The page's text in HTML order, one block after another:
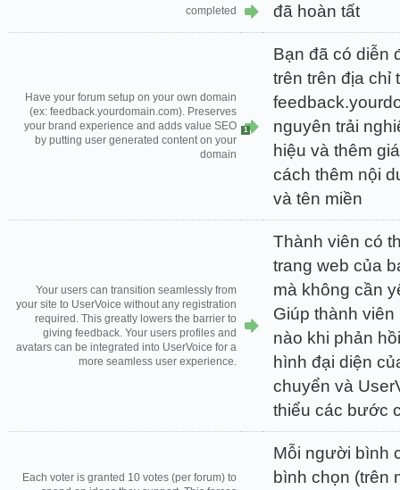
completed đã hoàn tất
Have your forum setup on your own domain
(ex: feedback.yourdomain.com). Preserves
your brand experience and adds value SEO
by putting user generated content on your
domain
1
Bạn đã có diễn
trên trên địa chỉ
nguyên trải
hiệu và thêm
cách thêm nội
và tên miền
Your users can transition seamlessly from
your site to UserVoice without any registration
required. This greatly lowers the barrier to
giving feedback. Your users profiles and
avatars can be integrated into UserVoice for a
more seamless user experience.
Thành viên có
trang web của
mà không cần
Giúp thành
nào khi phản
hình đại diện
chuyển và
thiểu các bước
Each voter is granted 10 votes (per forum) to
Mỗi người bình
bình chọn (trên